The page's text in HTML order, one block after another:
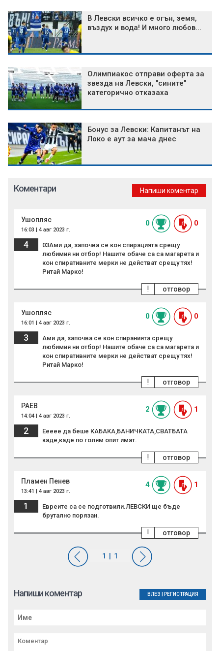
В Левски всичко е огън, земя,
въздух и вода! И много любов...
Олимпиакос отправи оферта за
звезда на Левски, "сините"
категорично отказаха
Бонус за Левски: Капитанът на
Локо е аут за мача днес
Коментари Напиши коментар
Ушопляс
16:03 | 4 авг 2023 г.
0 0
4
03Ами да, започва се кон спирацията срещу
любимия ни отбор! Нашите обаче са са магарета и
кон спиративните мерки не действат срещу тях!
Ритай Марко!
отговор
!
Ушопляс
16:01 | 4 авг 2023 г.
0 0
3
Ами да, започва се кон спиранията срещу
любимия ни отбор! Нашите обаче са са магарета и
кон спиративните мерки не действат срещу тях!
Ритай Марко!
отговор
!
РАЕВ
14:04 | 4 авг 2023 г.
2 1
2
Еееее да беше КАБАКА,БАНИЧКАТА,СВАТБАТА
каде,каде по голям опит имат.
отговор
!
Пламен Пенев
13:41 | 4 авг 2023 г.
4 1
1
Евреите са се подготвили.ЛЕВСКИ ще бъде
брутално порязан.
отговор
!
Напиши коментар ВЛЕЗ РЕГИСТРАЦИЯ